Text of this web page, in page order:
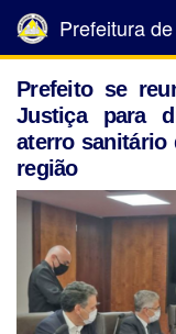
Prefeitura
Prefeito se
Justiça para
aterro sanitário
região